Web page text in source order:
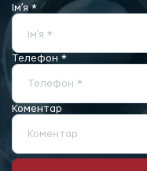
Імʼя *
Імʼя *
Телефон *
Телефон *
Коментар
Коментар